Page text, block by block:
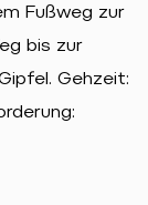
Fußweg zur
bis zur
Gehzeit: